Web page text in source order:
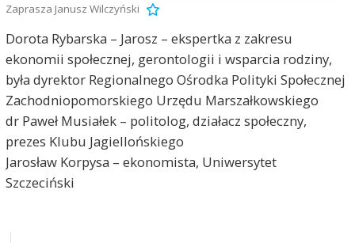
Zaprasza Janusz Wilczyński
Dorota Rybarska – Jarosz – ekspertka z zakresu
ekonomii społecznej, gerontologii i wsparcia rodziny,
była dyrektor Regionalnego Ośrodka Polityki Społecznej
Zachodniopomorskiego Urzędu Marszałkowskiego
dr Paweł Musiałek – politolog, działacz społeczny,
prezes Klubu Jagiellońskiego
Jarosław Korpysa – ekonomista, Uniwersytet
Szczeciński